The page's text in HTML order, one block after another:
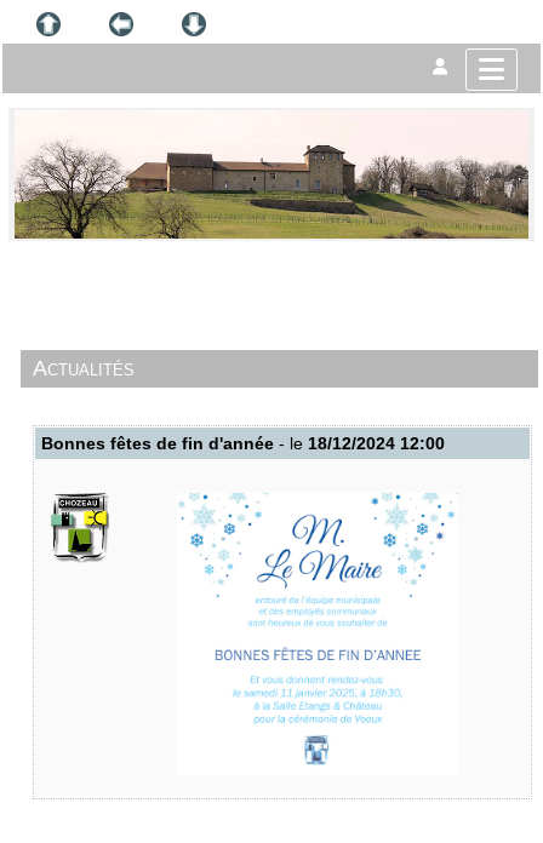
Actualités
Bonnes fêtes de fin d'année - le 18/12/2024 12:00